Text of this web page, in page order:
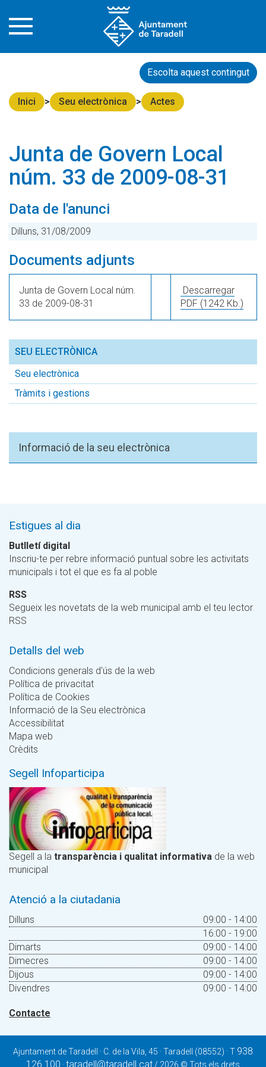
Escolta aquest contingut
Inici Seu electrònica Actes
Junta de Govern Local
núm. 33 de 2009-08-31
Data de l'anunci
Dilluns, 31/08/2009
Documents adjunts
Junta de Govern Local núm.
33 de 2009-08-31
Descarregar
PDF (1242 Kb.)
SEU ELECTRÒNICA
Seu electrònica
Tràmits i gestions
Informació de la seu electrònica
Estigues al dia
Butlletí digital
Inscriu-te per rebre informació puntual sobre les activitats
municipals i tot el que es fa al poble
RSS
Segueix les novetats de la web municipal amb el teu lector
RSS
Detalls del web
Condicions generals d'ús de la web
Política de privacitat
Política de Cookies
Informació de la Seu electrònica
Accessibilitat
Mapa web
Crèdits
Segell Infoparticipa
Segell a la transparència i qualitat informativa de la web
municipal
Atenció a la ciutadania
Dilluns
09:00 - 14:00
16:00 - 19:00
Dimarts
09:00 - 14:00
Dimecres
09:00 - 14:00
Dijous
09:00 - 14:00
Divendres
09:00 - 14:00
Contacte
Ajuntament de Taradell · C. de la Vila, 45 · Taradell (08552) · T 938
126 100 ·taradell@taradell.cat / 2026 © Tots els drets